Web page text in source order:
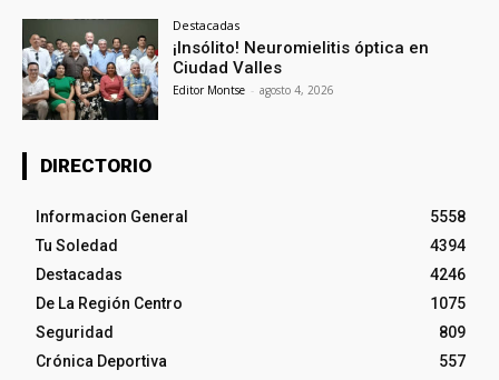
Destacadas
¡Insólito! Neuromielitis óptica en
Ciudad Valles
Editor Montse - agosto 4, 2026
DIRECTORIO
Informacion General
5558
Tu Soledad
4394
Destacadas
4246
De La Región Centro
1075
Seguridad
809
Crónica Deportiva
557